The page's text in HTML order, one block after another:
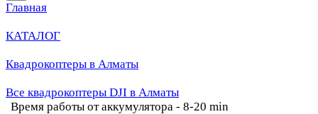
Главная
КАТАЛОГ
Квадрокоптеры в Алматы
Все квадрокоптеры DJI в Алматы
Время работы от аккумулятора - 8-20 min